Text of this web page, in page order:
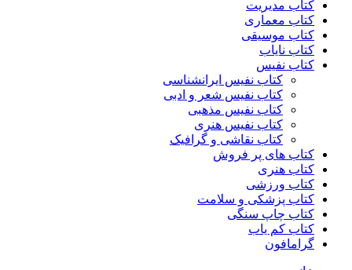
کتاب مدیریت
کتاب معماری
کتاب موسیقی
کتاب نایاب
کتاب نفیس
کتاب نفیس ایرانشناسی
کتاب نفیس شعر و ادبی
کتاب نفیس مذهبی
کتاب نفیس هنری
کتاب نقاشی و گرافیک
کتاب های پر فروش
کتاب هنری
کتاب ورزشی
کتاب پزشکی و سلامت
کتاب چاپ سنگی
کتاب کم یاب
گرامافون